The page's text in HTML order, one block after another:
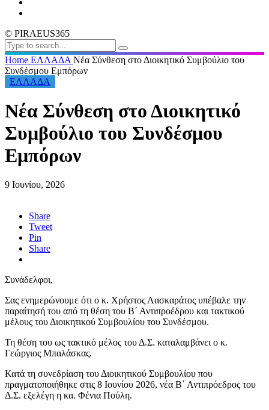
© PIRAEUS365
Home ΕΛΛΑΔΑ Νέα Σύνθεση στο Διοικητικό Συμβούλιο του
Συνδέσμου Εμπόρων
ΕΛΛΑΔΑ
Νέα Σύνθεση στο Διοικητικό
Συμβούλιο του Συνδέσμου
Εμπόρων
9 Ιουνίου, 2026
Share
Tweet
Pin
Share
Συνάδελφοι,
Σας ενημερώνουμε ότι ο κ. Χρήστος Λασκαράτος υπέβαλε την
παραίτησή του από τη θέση του Β΄ Αντιπροέδρου και τακτικού
μέλους του Διοικητικού Συμβουλίου του Συνδέσμου.
Τη θέση του ως τακτικό μέλος του Δ.Σ. καταλαμβάνει ο κ.
Γεώργιος Μπαλάσκας.
Κατά τη συνεδρίαση του Διοικητικού Συμβουλίου που
πραγματοποιήθηκε στις 8 Ιουνίου 2026, νέα Β΄ Αντιπρόεδρος του
Δ.Σ. εξελέγη η κα. Φένια Πούλη.